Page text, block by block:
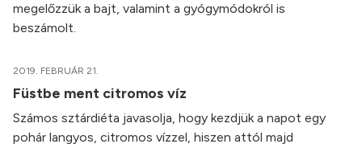
megelőzzük a bajt, valamint a gyógymódokról is
beszámolt.
2019. FEBRUÁR 21.
Füstbe ment citromos víz
Számos sztárdiéta javasolja, hogy kezdjük a napot egy
pohár langyos, citromos vízzel, hiszen attól majd